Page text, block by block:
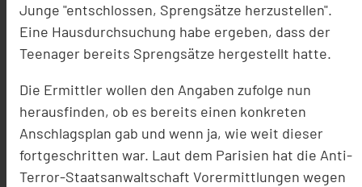
Junge "entschlossen, Sprengsätze herzustellen".
Eine Hausdurchsuchung habe ergeben, dass der
Teenager bereits Sprengsätze hergestellt hatte.
Die Ermittler wollen den Angaben zufolge nun
herausfinden, ob es bereits einen konkreten
Anschlagsplan gab und wenn ja, wie weit dieser
fortgeschritten war. Laut dem Parisien hat die Anti-
Terror-Staatsanwaltschaft Vorermittlungen wegen